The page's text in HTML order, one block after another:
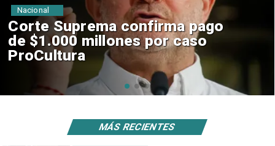
Codelco suspende
construcción de Andes Norte
en El Teniente por riesgos
sísmicos
Nacional
MÁS RECIENTES